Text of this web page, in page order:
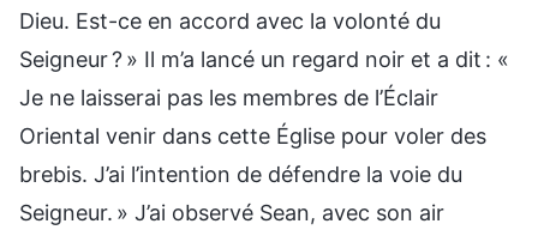
Dieu. Est-ce en accord avec la volonté du
Seigneur ? » Il m’a lancé un regard noir et a dit : «
Je ne laisserai pas les membres de l’Éclair
Oriental venir dans cette Église pour voler des
brebis. J’ai l’intention de défendre la voie du
Seigneur. » J’ai observé Sean, avec son air